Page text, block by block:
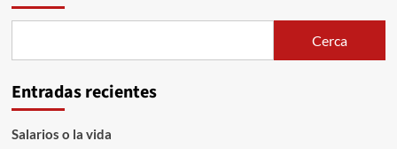
Cerca
Entradas recientes
Salarios o la vida